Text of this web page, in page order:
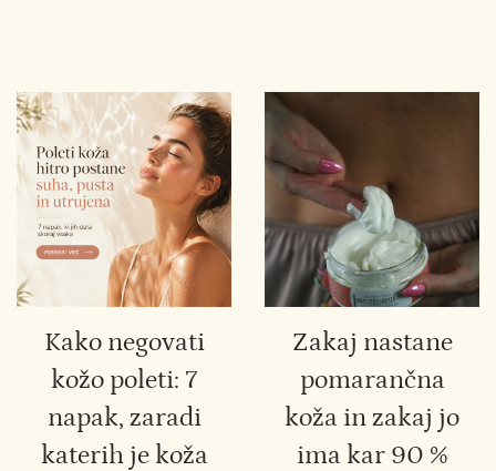
Kako negovati
kožo poleti: 7
napak, zaradi
katerih je koža
Zakaj nastane
pomarančna
koža in zakaj jo
ima kar 90 %